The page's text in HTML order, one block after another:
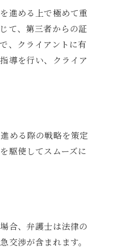
進める上で極めて重
て、第三者からの証
、クライアントに有
導を行い、クライア
める際の戦略を策定
駆使してスムーズに
合、弁護士は法律の
渉が含まれます。